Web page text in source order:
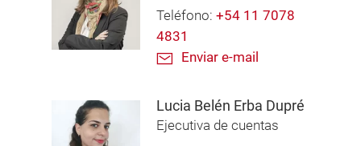
Teléfono: +54 11 7078
4831
Enviar e-mail
Lucia Belén Erba Dupré
Ejecutiva de cuentas